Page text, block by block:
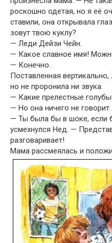
роскошно одетая, но я её
ставили, она открывала
зовут твою куклу?
— Леди Дейзи Чейн.
— Какое славное имя!
— Конечно.
Поставленная
но не проронила ни звука.
— Какие прелестные
— Но она ничего не говорит.
— Ты была бы в шоке, если
усмехнулся Нед. —
разговаривает!
Мама рассмеялась и